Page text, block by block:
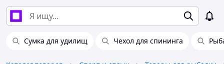
Сумка для удилищ Чехол для спининга